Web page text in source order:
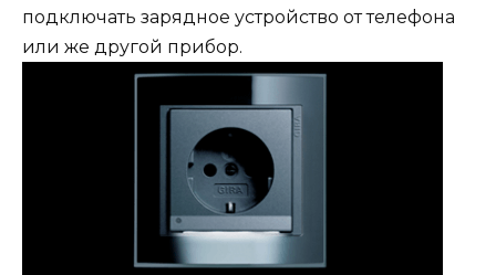
подключать зарядное устройство от телефона
или же другой прибор.